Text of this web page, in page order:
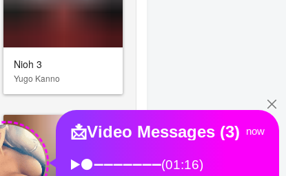
Nioh 3
Yugo Kanno